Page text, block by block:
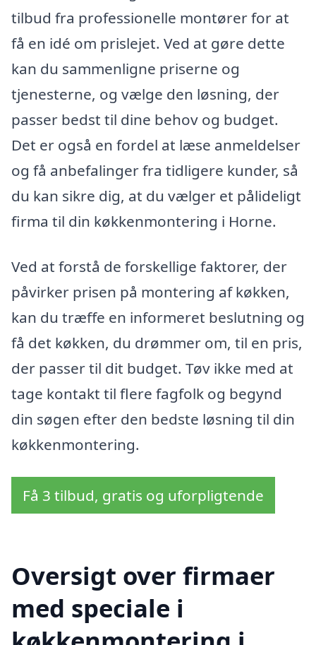
tilbud fra professionelle montører for at
få en idé om prislejet. Ved at gøre dette
kan du sammenligne priserne og
tjenesterne, og vælge den løsning, der
passer bedst til dine behov og budget.
Det er også en fordel at læse anmeldelser
og få anbefalinger fra tidligere kunder, så
du kan sikre dig, at du vælger et pålideligt
firma til din køkkenmontering i Horne.
Ved at forstå de forskellige faktorer, der
påvirker prisen på montering af køkken,
kan du træffe en informeret beslutning og
få det køkken, du drømmer om, til en pris,
der passer til dit budget. Tøv ikke med at
tage kontakt til flere fagfolk og begynd
din søgen efter den bedste løsning til din
køkkenmontering.
Få 3 tilbud, gratis og uforpligtende
Oversigt over firmaer
med speciale i